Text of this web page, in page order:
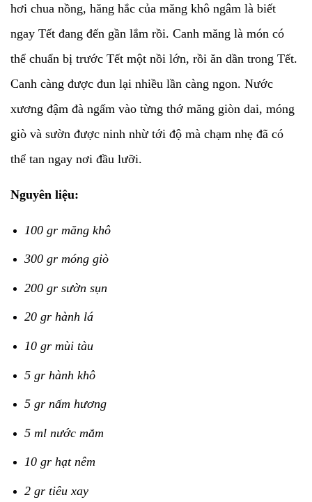
hơi chua nồng, hăng hắc của măng khô ngâm là biết
ngay Tết đang đến gần lắm rồi. Canh măng là món có
thể chuẩn bị trước Tết một nồi lớn, rồi ăn dần trong Tết.
Canh càng được đun lại nhiều lần càng ngon. Nước
xương đậm đà ngấm vào từng thớ măng giòn dai, móng
giò và sườn được ninh nhừ tới độ mà chạm nhẹ đã có
thể tan ngay nơi đầu lưỡi.
Nguyên liệu:
100 gr măng khô
300 gr móng giò
200 gr sườn sụn
20 gr hành lá
10 gr mùi tàu
5 gr hành khô
5 gr nấm hương
5 ml nước mắm
10 gr hạt nêm
2 gr tiêu xay